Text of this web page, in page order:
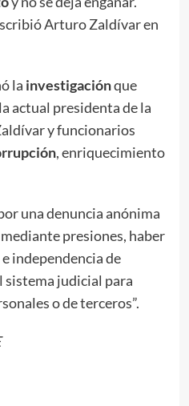
Arturo Zaldívar en
la investigaciónque
actual presidenta de la
y funcionarios
, enriquecimiento
una denuncia anónima
presiones, haber
independencia de
sistema judicial para
o de terceros”.